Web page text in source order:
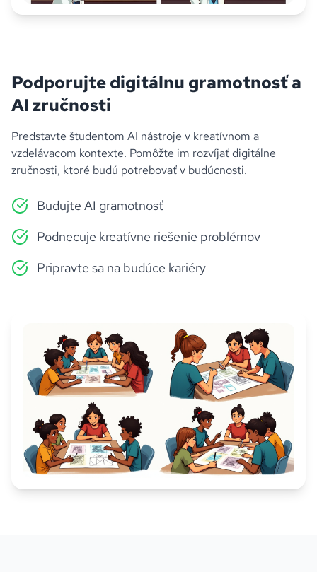
Podporujte digitálnu gramotnosť a
AI zručnosti
Predstavte študentom AI nástroje v kreatívnom a
vzdelávacom kontexte. Pomôžte im rozvíjať digitálne
zručnosti, ktoré budú potrebovať v budúcnosti.
Budujte AI gramotnosť
Podnecuje kreatívne riešenie problémov
Pripravte sa na budúce kariéry